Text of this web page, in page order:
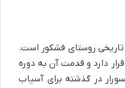
تاریخی روستای فشکور است.
دارد و قدمت آن به دوره
در گذشته برای آسیاب